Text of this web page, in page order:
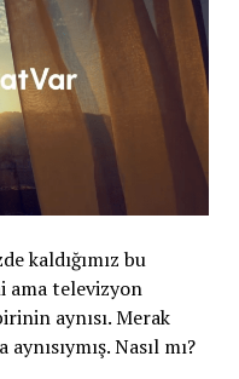
kaldığımız bu
ama televizyon
aynısı. Merak
Nasıl mı?